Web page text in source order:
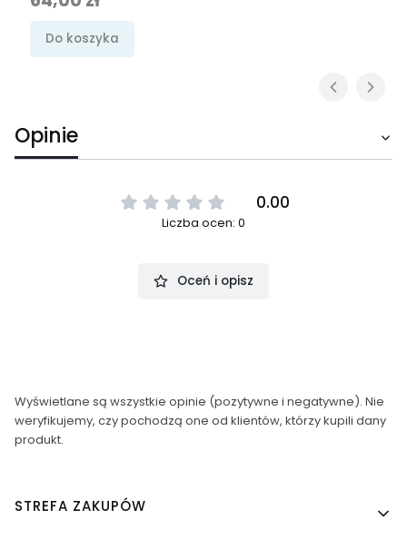
Do koszyka
Opinie
0.00
Liczba ocen: 0
Oceń i opisz
Wyświetlane są wszystkie opinie (pozytywne i negatywne). Nie
weryfikujemy, czy pochodzą one od klientów, którzy kupili dany
produkt.
Linki w stopce
STREFA ZAKUPÓW